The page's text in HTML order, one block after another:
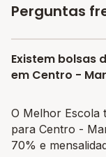
Perguntas
Existem bolsas
em Centro -
O Melhor Escola
para Centro -
70% e